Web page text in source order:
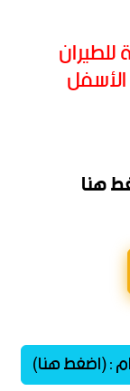
هنا
: (اضغط هنا)